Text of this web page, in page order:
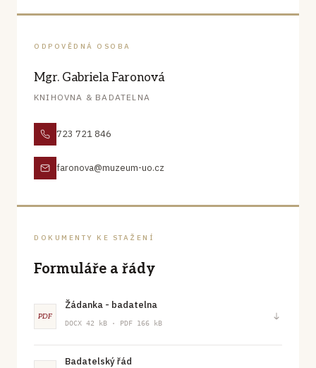
ODPOVĚDNÁ OSOBA
Mgr. Gabriela Faronová
KNIHOVNA & BADATELNA
723 721 846
faronova@muzeum-uo.cz
DOKUMENTY KE STAŽENÍ
Formuláře a řády
PDF
Žádanka - badatelna
DOCX 42 kB · PDF 166 kB
Badatelský řád